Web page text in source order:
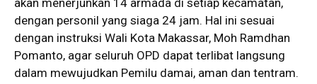
akan menerjunkan 14 armada di setiap kecamatan,
dengan personil yang siaga 24 jam. Hal ini sesuai
dengan instruksi Wali Kota Makassar, Moh Ramdhan
Pomanto, agar seluruh OPD dapat terlibat langsung
dalam mewujudkan Pemilu damai, aman dan tentram.